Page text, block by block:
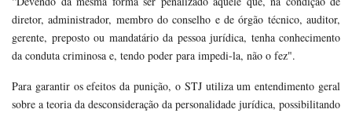
diretor, administrador, membro do conselho e de órgão técnico, auditor,
gerente, preposto ou mandatário da pessoa jurídica, tenha conhecimento
da conduta criminosa e, tendo poder para impedi-la, não o fez".
Para garantir os efeitos da punição, o STJ utiliza um entendimento geral
sobre a teoria da desconsideração da personalidade jurídica, possibilitando